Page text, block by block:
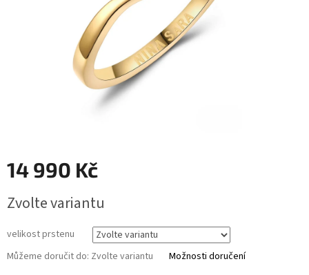
14 990 Kč
cena:
Zvolte variantu
velikost prstenu
Můžeme doručit do: Zvolte variantu Možnosti doručení